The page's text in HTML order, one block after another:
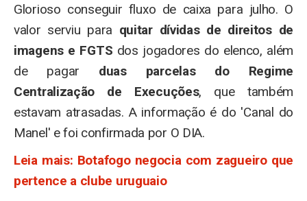
Glorioso conseguir fluxo de caixa para julho. O
valor serviu para quitar dívidas de direitos de
imagens e FGTS dos jogadores do elenco, além
de pagar duas parcelas do Regime
Centralização de Execuções, que também
estavam atrasadas. A informação é do 'Canal do
Manel' e foi confirmada por O DIA.
Leia mais: Botafogo negocia com zagueiro que
pertence a clube uruguaio